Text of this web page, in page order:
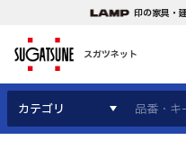
印の家具・
スガツネット
カテゴリ